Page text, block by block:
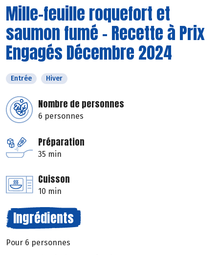
Mille-feuille roquefort et
saumon fumé - Recette à Prix
Engagés Décembre 2024
Entrée Hiver
Nombre de personnes
6 personnes
Préparation
35 min
Cuisson
10 min
Ingrédients
Pour 6 personnes